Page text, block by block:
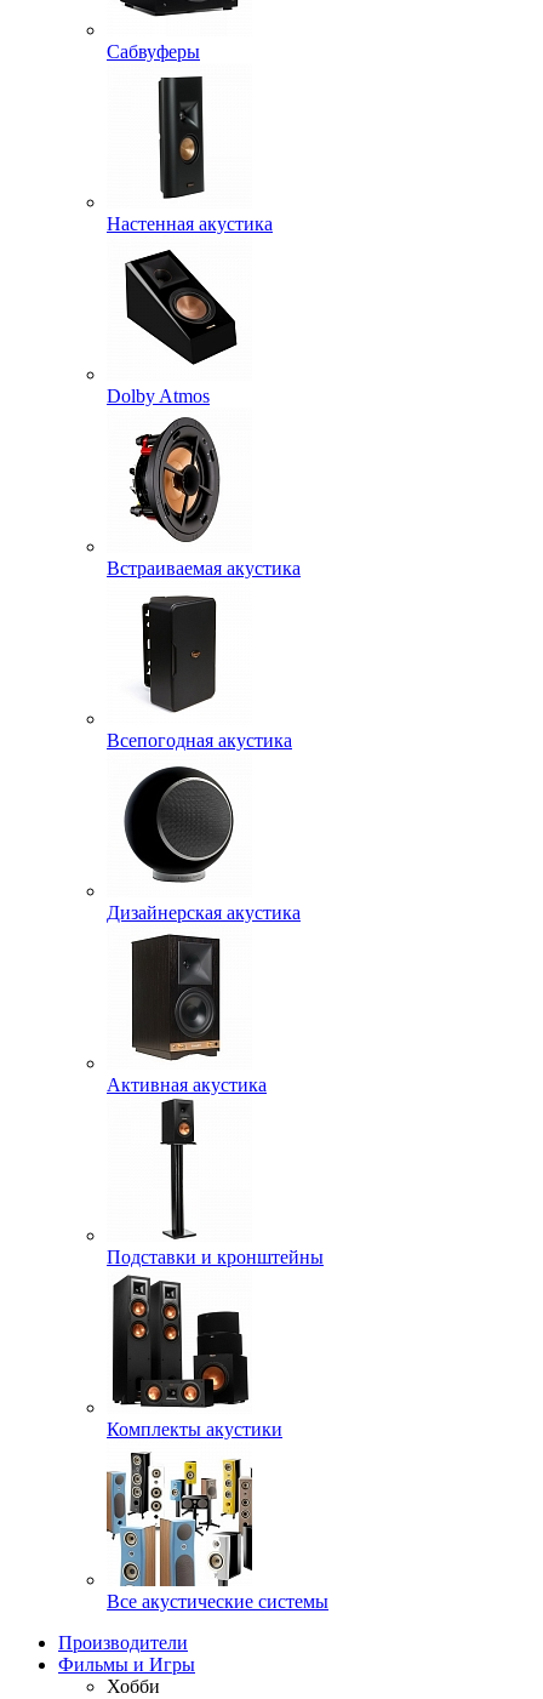
Сабвуферы
Настенная акустика
Dolby Atmos
Встраиваемая акустика
Всепогодная акустика
Дизайнерская акустика
Активная акустика
Подставки и кронштейны
Комплекты акустики
Все акустические системы
Производители
Фильмы и Игры
Хобби